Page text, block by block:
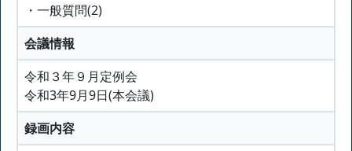
・一般質問(2)
会議情報
令和３年９月定例会
令和3年9月9日(本会議)
録画内容